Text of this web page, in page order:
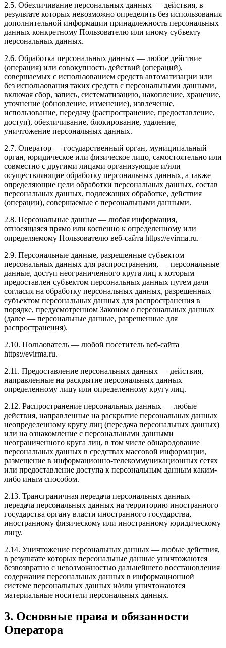
2.5. Обезличивание персональных данных — действия, в
результате которых невозможно определить без использования
дополнительной информации принадлежность персональных
данных конкретному Пользователю или иному субъекту
персональных данных.
2.6. Обработка персональных данных — любое действие
(операция) или совокупность действий (операций),
совершаемых с использованием средств автоматизации или
без использования таких средств с персональными данными,
включая сбор, запись, систематизацию, накопление, хранение,
уточнение (обновление, изменение), извлечение,
использование, передачу (распространение, предоставление,
доступ), обезличивание, блокирование, удаление,
уничтожение персональных данных.
2.7. Оператор — государственный орган, муниципальный
орган, юридическое или физическое лицо, самостоятельно или
совместно с другими лицами организующие и/или
осуществляющие обработку персональных данных, а также
определяющие цели обработки персональных данных, состав
персональных данных, подлежащих обработке, действия
(операции), совершаемые с персональными данными.
2.8. Персональные данные — любая информация,
относящаяся прямо или косвенно к определенному или
определяемому Пользователю веб-сайта https://evirma.ru.
2.9. Персональные данные, разрешенные субъектом
персональных данных для распространения, — персональные
данные, доступ неограниченного круга лиц к которым
предоставлен субъектом персональных данных путем дачи
согласия на обработку персональных данных, разрешенных
субъектом персональных данных для распространения в
порядке, предусмотренном Законом о персональных данных
(далее — персональные данные, разрешенные для
распространения).
2.10. Пользователь — любой посетитель веб-сайта
https://evirma.ru.
2.11. Предоставление персональных данных — действия,
направленные на раскрытие персональных данных
определенному лицу или определенному кругу лиц.
2.12. Распространение персональных данных — любые
действия, направленные на раскрытие персональных данных
неопределенному кругу лиц (передача персональных данных)
или на ознакомление с персональными данными
неограниченного круга лиц, в том числе обнародование
персональных данных в средствах массовой информации,
размещение в информационно-телекоммуникационных сетях
или предоставление доступа к персональным данным каким-
либо иным способом.
2.13. Трансграничная передача персональных данных —
передача персональных данных на территорию иностранного
государства органу власти иностранного государства,
иностранному физическому или иностранному юридическому
лицу.
2.14. Уничтожение персональных данных — любые действия,
в результате которых персональные данные уничтожаются
безвозвратно с невозможностью дальнейшего восстановления
содержания персональных данных в информационной
системе персональных данных и/или уничтожаются
материальные носители персональных данных.
3. Основные права и обязанности
Оператора